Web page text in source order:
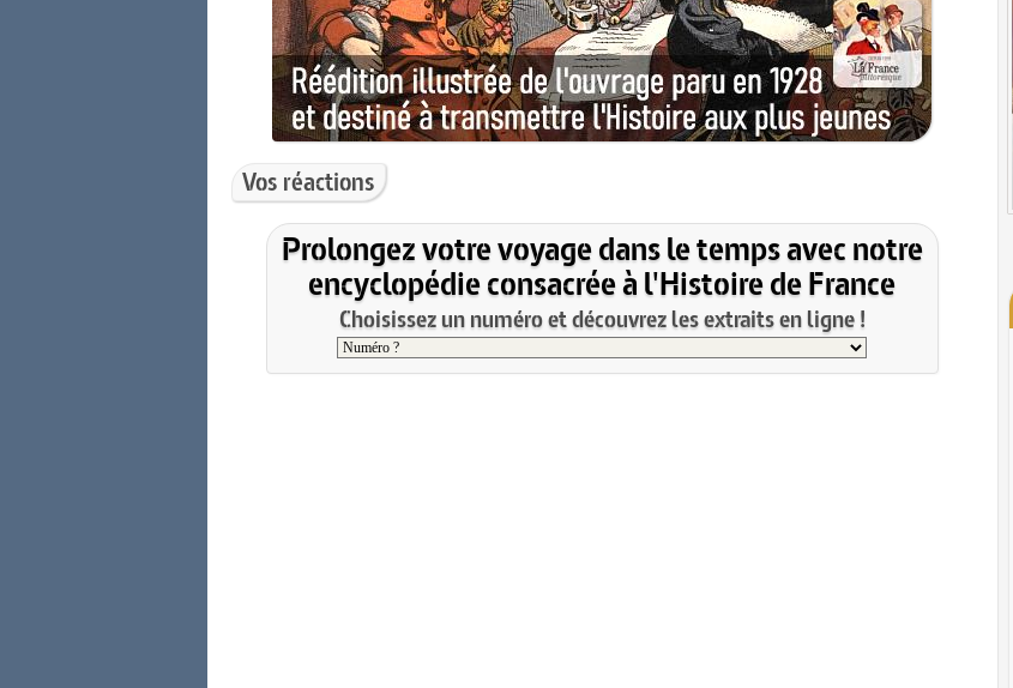
Vos réactions
Prolongez votre voyage dans le temps avec notre
encyclopédie consacrée à l'Histoire de France
Choisissez un numéro et découvrez les extraits en ligne !